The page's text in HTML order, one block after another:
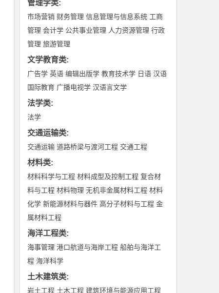
管理学类:
市场营销 财务管理 信息管理与信息系统 工商
管理 会计学 公共事业管理 人力资源管理 行政
管理 旅游管理
文学教育类:
广告学 英语 编辑出版学 教育技术学 日语 汉语
国际教育 广播电视学 汉语言文学
法学类:
法学
交通运输类:
交通运输 道路桥梁与渡河工程 交通工程
材料类:
材料科学与工程 材料成型及控制工程 复合材
料与工程 材料物理 无机非金属材料工程 材料
化学 新能源材料与器件 高分子材料与工程 金
属材料工程
海洋工程类:
海事管理 港口航道与海岸工程 船舶与海洋工
程 海洋科学
土木建筑类:
岩土工程 土木工程 建筑环境与能源应用工程